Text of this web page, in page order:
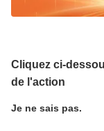
Cliquez ci-
de l'action
Je ne sais pas.